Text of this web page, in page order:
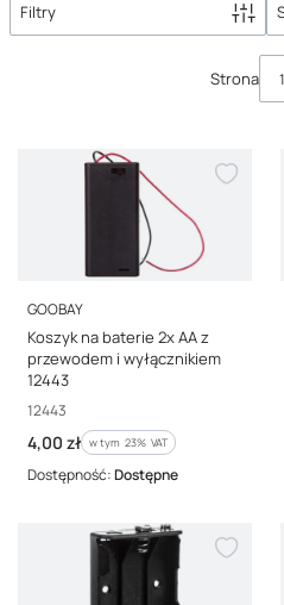
Filtry
Strona
PRODUCENT
GOOBAY
Koszyk na baterie 2x AA z
przewodem i wyłącznikiem
12443
Kod producenta
12443
Cena brutto
4,00 zł w tym %s VAT
w tym 23% VAT
Dostępność:Dostępne